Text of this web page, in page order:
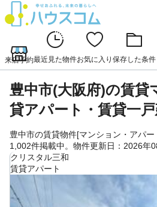
来店予約最近見た物件お気に入り 保存した条件
豊中市(大阪府)の賃貸
貸アパート・賃貸一
豊中市の賃貸物件[マンション・アパ
1,002件掲載中。物件更新日：2026年
クリスタル三和
賃貸アパート